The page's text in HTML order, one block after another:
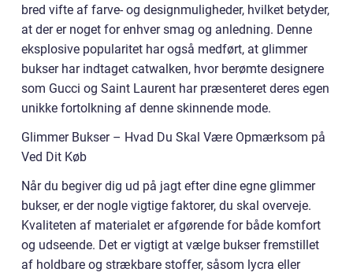
bred vifte af farve- og designmuligheder, hvilket betyder,
at der er noget for enhver smag og anledning. Denne
eksplosive popularitet har også medført, at glimmer
bukser har indtaget catwalken, hvor berømte designere
som Gucci og Saint Laurent har præsenteret deres egen
unikke fortolkning af denne skinnende mode.
Glimmer Bukser – Hvad Du Skal Være Opmærksom på
Ved Dit Køb
Når du begiver dig ud på jagt efter dine egne glimmer
bukser, er der nogle vigtige faktorer, du skal overveje.
Kvaliteten af materialet er afgørende for både komfort
og udseende. Det er vigtigt at vælge bukser fremstillet
af holdbare og strækbare stoffer, såsom lycra eller